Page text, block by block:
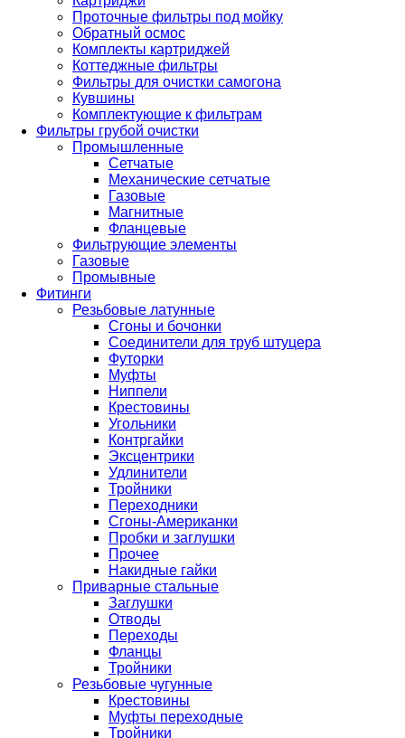
Проточные фильтры под мойку
Обратный осмос
Комплекты картриджей
Коттеджные фильтры
Фильтры для очистки самогона
Кувшины
Комплектующие к фильтрам
Фильтры грубой очистки
Промышленные
Сетчатые
Механические сетчатые
Газовые
Магнитные
Фланцевые
Фильтрующие элементы
Газовые
Промывные
Фитинги
Резьбовые латунные
Сгоны и бочонки
Соединители для труб штуцера
Футорки
Муфты
Ниппели
Крестовины
Угольники
Контргайки
Эксцентрики
Удлинители
Тройники
Переходники
Сгоны-Американки
Пробки и заглушки
Прочее
Накидные гайки
Приварные стальные
Заглушки
Отводы
Переходы
Фланцы
Тройники
Резьбовые чугунные
Крестовины
Муфты переходные
Тройники